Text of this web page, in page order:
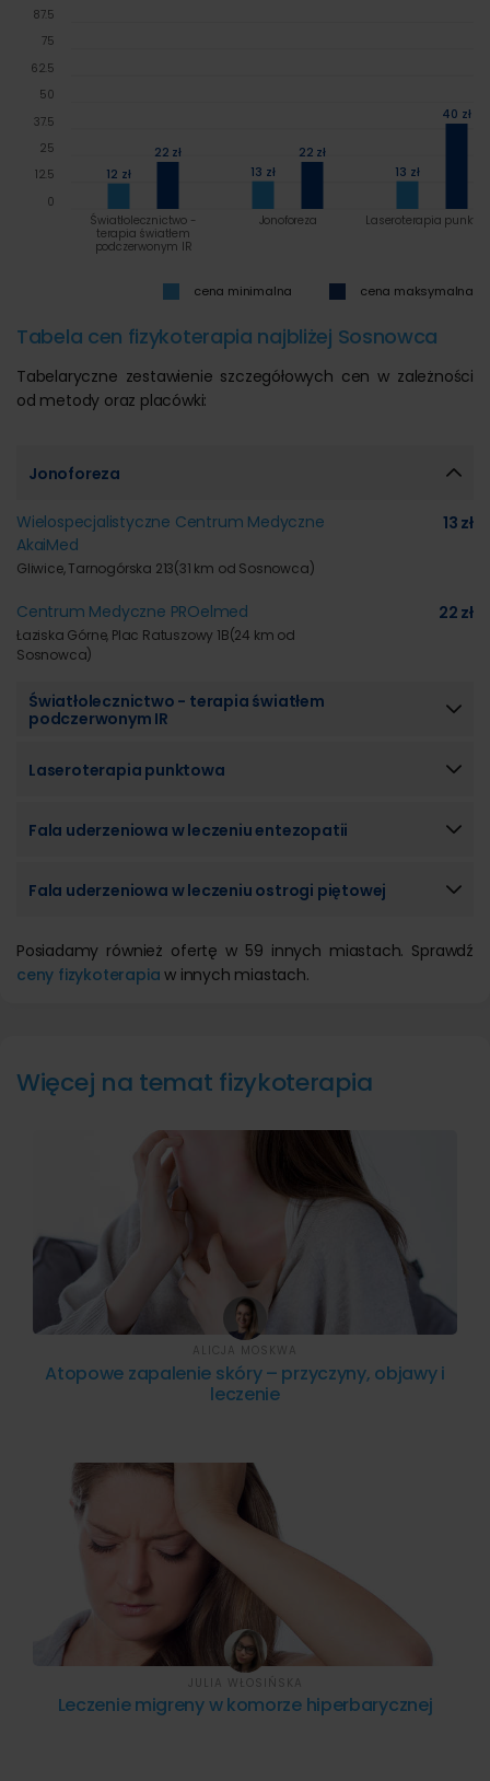
12 zł 13 zł 13 zł
22 zł 22 zł
40 zł
Światłolecznictwo -
terapia światłem
podczerwonym IR
Jonoforeza Laseroterapia
0
12.5
25
37.5
50
62.5
75
87.5
cena minimalna cena maksymalna
Tabela cen fizykoterapia najbliżej Sosnowca
Tabelaryczne zestawienie szczegółowych cen w zależności
od metody oraz placówki:
Jonoforeza
Wielospecjalistyczne Centrum Medyczne
AkaiMed
Gliwice, Tarnogórska 213(31 km od Sosnowca)
13 zł
Centrum Medyczne PROelmed
Łaziska Górne, Plac Ratuszowy 1B(24 km od
Sosnowca)
22 zł
Światłolecznictwo - terapia światłem
podczerwonym IR
Laseroterapia punktowa
Fala uderzeniowa w leczeniu entezopatii
Fala uderzeniowa w leczeniu ostrogi piętowej
Posiadamy również ofertę w 59 innych miastach. Sprawdź
ceny fizykoterapia w innych miastach.
Więcej na temat fizykoterapia
Atopowe zapalenie skóry – przyczyny, objawy i
leczenie
ALICJA MOSKWA
Leczenie migreny w komorze hiperbarycznej
JULIA WŁOSIŃSKA